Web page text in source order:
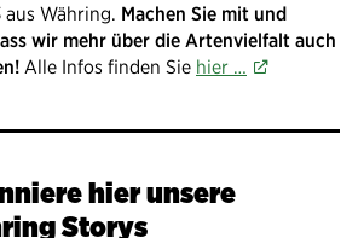
aus Währing. Machen Sie mit und
wir mehr über die Artenvielfalt auch
Alle Infos finden Sie hier …
hier unsere
Storys